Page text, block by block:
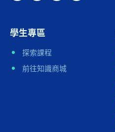
學生專區
探索課程
前往知識商城